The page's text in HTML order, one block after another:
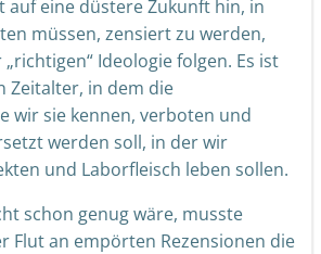
auf eine düstere Zukunft hin, in
müssen, zensiert zu werden,
Ideologie folgen. Es ist
Zeitalter, in dem die
wir sie kennen, verboten und
werden soll, in der wir
und Laborfleisch leben sollen.
schon genug wäre, musste
Flut an empörten Rezensionen die